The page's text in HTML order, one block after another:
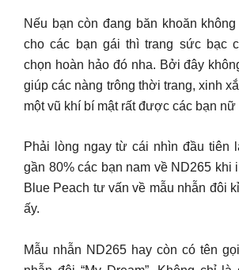
Nếu bạn còn đang băn khoăn
cho các bạn gái thì trang sức bạc
chọn hoàn hảo đó nha. Bởi đây
giúp các nàng trông thời trang, xinh
một vũ khí bí mật rất được các bạn
Phải lòng ngay từ cái nhìn đầu tiên
gần 80% các bạn nam về ND265 khi
Blue Peach tư vấn về mẫu nhẫn đôi
ấy.
Mẫu nhẫn ND265 hay còn có tên